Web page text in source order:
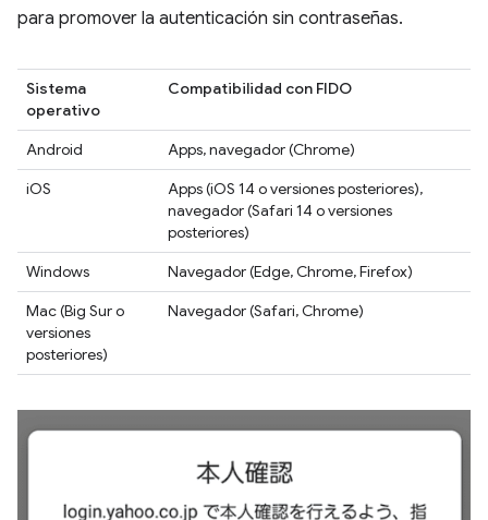
para promover la autenticación sin contraseñas.
Sistema
operativo
Compatibilidad con FIDO
Android
Apps, navegador (Chrome)
iOS
Apps (iOS 14 o versiones posteriores),
navegador (Safari 14 o versiones
posteriores)
Windows
Navegador (Edge, Chrome, Firefox)
Mac (Big Sur o
versiones
posteriores)
Navegador (Safari, Chrome)